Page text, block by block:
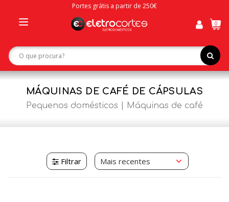
Portes grátis a partir de 250€
navigation
0
MÁQUINAS DE CAFÉ DE CÁPSULAS
Pequenos domésticos Máquinas de café
Filtrar